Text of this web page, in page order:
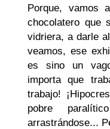
Porque, vamos
chocolatero que
vidriera, a darle
veamos, ese
es sino un
importa que
trabajo!
pobre
arrastrándose...